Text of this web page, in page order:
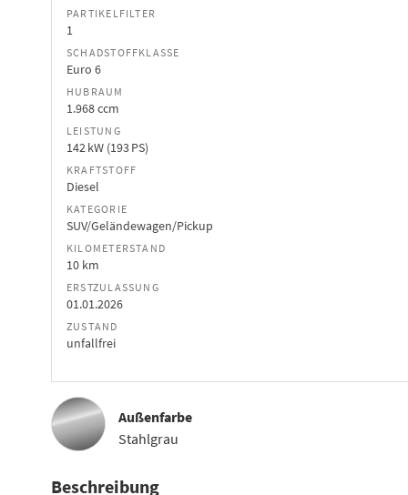
PARTIKELFILTER
1
SCHADSTOFFKLASSE
Euro 6
HUBRAUM
1.968 ccm
LEISTUNG
142 kW (193 PS)
KRAFTSTOFF
Diesel
KATEGORIE
SUV/Geländewagen/Pickup
KILOMETERSTAND
10 km
ERSTZULASSUNG
01.01.2026
ZUSTAND
unfallfrei
Außenfarbe
Stahlgrau
Beschreibung